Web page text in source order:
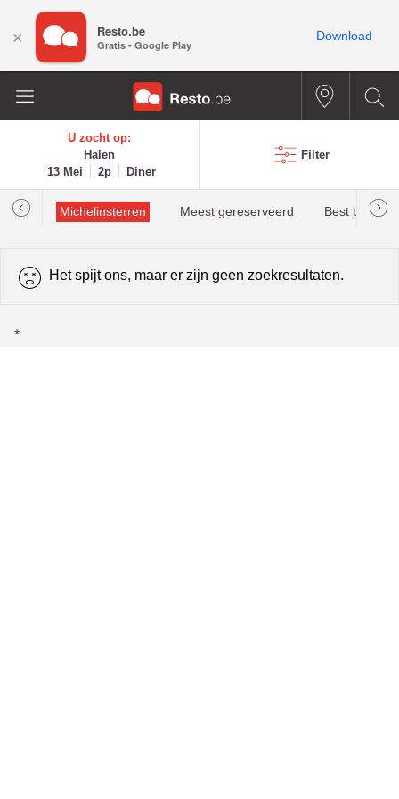
U zocht op:
Halen
13 Mei
2p Diner
Filter
Michelinsterren Meest gereserveerd Best
Het spijt ons, maar er zijn geen zoekresultaten.
*
× Resto.be
Gratis - Google Play
Download